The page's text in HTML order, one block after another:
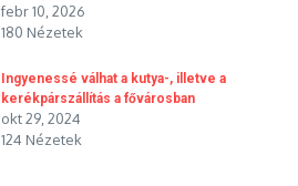
febr 10, 2026
180 Nézetek
Ingyenessé válhat a kutya-, illetve a
kerékpárszállítás a fővárosban
okt 29, 2024
124 Nézetek